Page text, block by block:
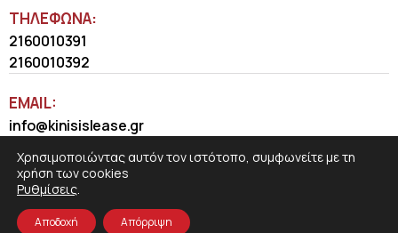
ΤΗΛΈΦΩΝΑ:
2160010391
2160010392
EMAIL:
info@kinisislease.gr
Χρησιμοποιώντας αυτόν τον ιστότοπο, συμφωνείτε με τη
χρήση των cookies
Ρυθμίσεις.
Αποδοχή Απόρριψη